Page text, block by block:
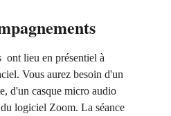
ont lieu en présentiel à
Vous aurez besoin d'un
d'un casque micro audio
logiciel Zoom. La séance